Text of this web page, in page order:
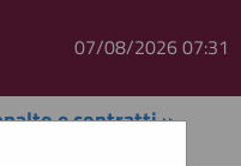
07/08/2026 07:31
e contratti»